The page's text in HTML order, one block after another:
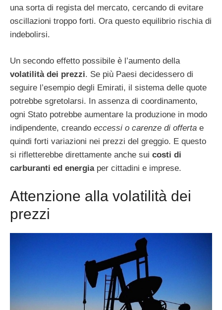
una sorta di regista del mercato, cercando di evitare
oscillazioni troppo forti. Ora questo equilibrio rischia di
indebolirsi.
Un secondo effetto possibile è l’aumento della
volatilità dei prezzi. Se più Paesi decidessero di
seguire l’esempio degli Emirati, il sistema delle quote
potrebbe sgretolarsi. In assenza di coordinamento,
ogni Stato potrebbe aumentare la produzione in modo
indipendente, creando eccessi o carenze di offerta e
quindi forti variazioni nei prezzi del greggio. E questo
si rifletterebbe direttamente anche sui costi di
carburanti ed energiaper cittadini e imprese.
Attenzione alla volatilità dei
prezzi